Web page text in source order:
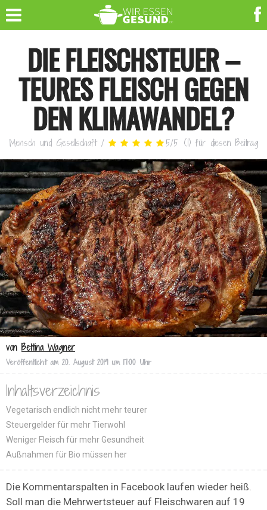
DIE FLEISCHSTEUER –
TEURES FLEISCH GEGEN
DEN KLIMAWANDEL?
Mensch und Gesellschaft/ 5/5 (1) für diesen Beitrag
von Bettina Wagner
Veröffentlicht am 20. August 2019 um 17:00 Uhr
Inhaltsverzeichnis
Vegetarisch endlich nicht mehr teurer
Steuergelder für mehr Tierwohl
Weniger Fleisch für mehr Gesundheit
Außnahmen für Bio müssen her
Die Kommentarspalten in Facebook laufen wieder heiß.
Soll man die Mehrwertsteuer auf Fleischwaren auf 19